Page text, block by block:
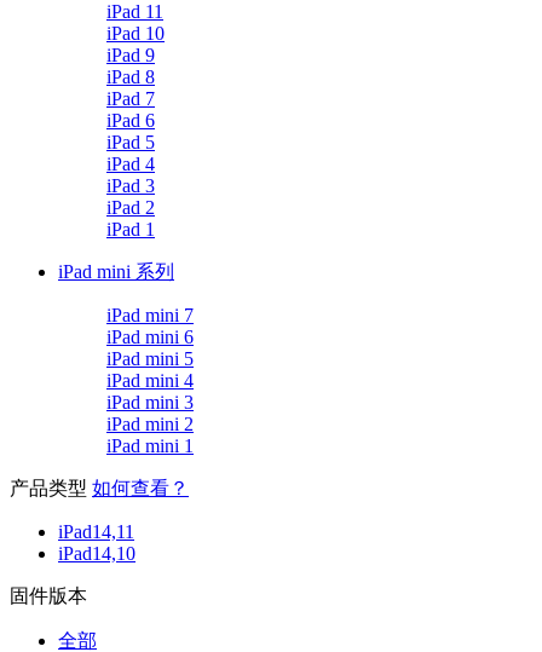
iPad 11
iPad 10
iPad 9
iPad 8
iPad 7
iPad 6
iPad 5
iPad 4
iPad 3
iPad 2
iPad 1
iPad mini 系列
iPad mini 7
iPad mini 6
iPad mini 5
iPad mini 4
iPad mini 3
iPad mini 2
iPad mini 1
产品类型 如何查看？
iPad14,11
iPad14,10
固件版本
全部